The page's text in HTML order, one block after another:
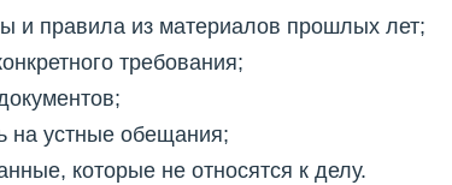
и правила из материалов прошлых лет;
требования;
на устные обещания;
которые не относятся к делу.